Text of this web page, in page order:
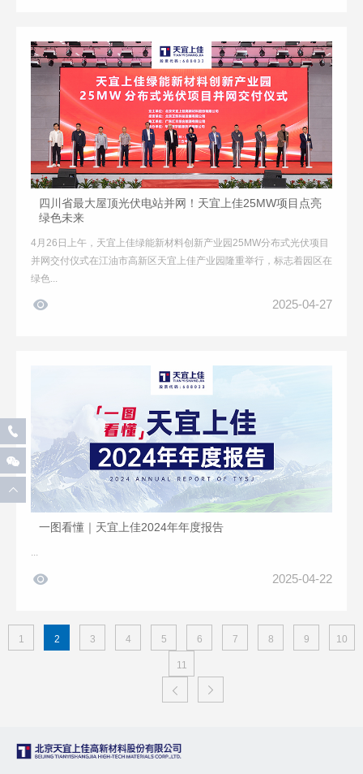
四川省最大屋顶光伏电站并网！天宜上佳25MW项目点亮
绿色未来
4月26日上午，天宜上佳绿能新材料创新产业园25MW分布式光伏项目
并网交付仪式在江油市高新区天宜上佳产业园隆重举行，标志着园区在
绿色...
 2025-04-27
一图看懂｜天宜上佳2024年年度报告
 2025-04-22
1 2 3 4 5 6 7 8 9 10
11
 


